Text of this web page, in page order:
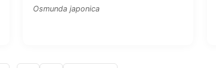
Osmunda japonica